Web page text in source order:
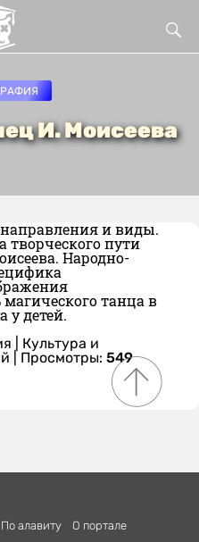
И. Моисеева
направления и виды.
творческого пути
Народно-
танца в
у детей.
Культура и
| Просмотры: 549
По алавиту О портале